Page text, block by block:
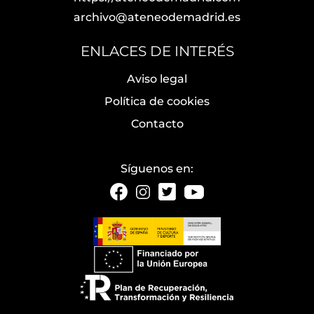
archivo@ateneodemadrid.es
ENLACES DE INTERÉS
Aviso legal
Política de cookies
Contacto
Síguenos en: